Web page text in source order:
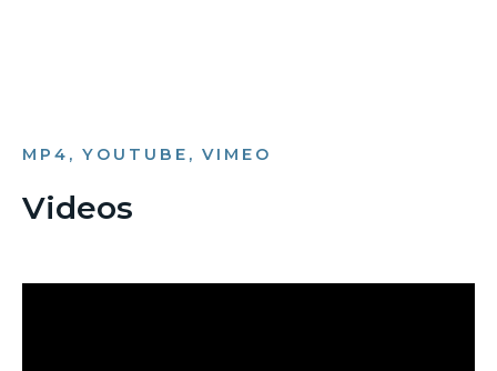
MP4, YOUTUBE, VIMEO
Videos